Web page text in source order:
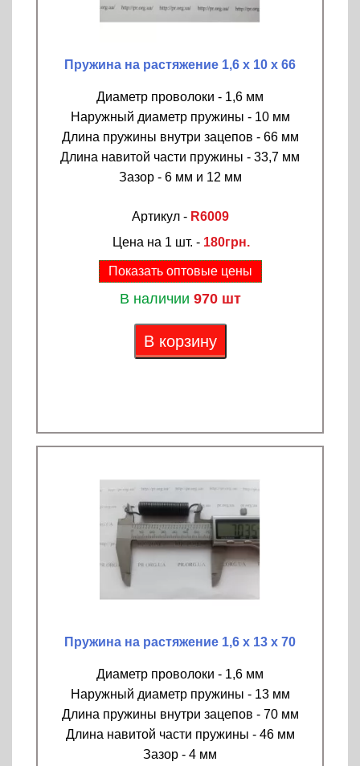
Пружина на растяжение 1,6 х 10 х 66
Диаметр проволоки - 1,6 мм
Наружный диаметр пружины - 10 мм
Длина пружины внутри зацепов - 66 мм
Длина навитой части пружины - 33,7 мм
Зазор - 6 мм и 12 мм
Артикул - R6009
Цена на 1 шт. - 180грн.
Показать оптовые цены
В наличии 970 шт
В корзину
Пружина на растяжение 1,6 х 13 х 70
Диаметр проволоки - 1,6 мм
Наружный диаметр пружины - 13 мм
Длина пружины внутри зацепов - 70 мм
Длина навитой части пружины - 46 мм
Зазор - 4 мм